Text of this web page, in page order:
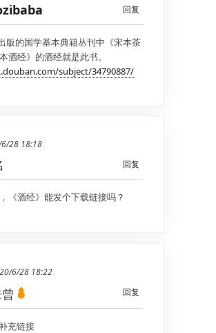
回复
版的国学基本典籍丛刊中《宋本茶
酒经》的酒经就是此书。
subject/34790887/
28 18:18
回复
《酒经》能发个下载链接吗？
6/28 18:22
回复
充链接